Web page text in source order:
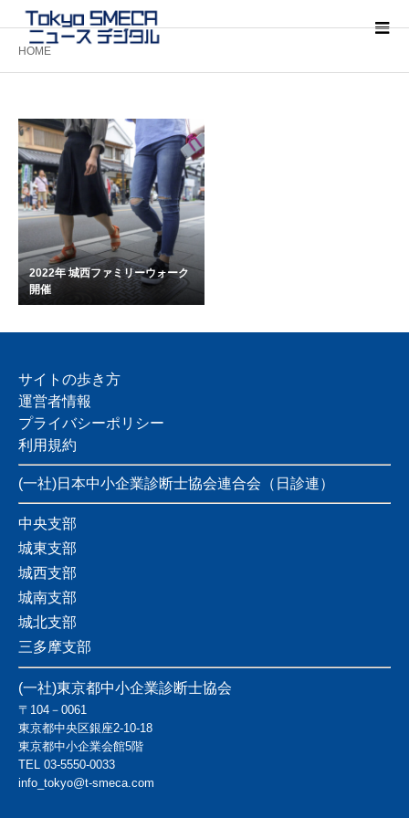
HOME
2022年 城西ファミリーウォーク
開催
サイトの歩き方
運営者情報
プライバシーポリシー
利用規約
(一社)日本中小企業診断士協会連合会（日診連）
中央支部
城東支部
城西支部
城南支部
城北支部
三多摩支部
(一社)東京都中小企業診断士協会
〒104－0061
東京都中央区銀座2-10-18
東京都中小企業会館5階
TEL 03-5550-0033
info_tokyo@t-smeca.com